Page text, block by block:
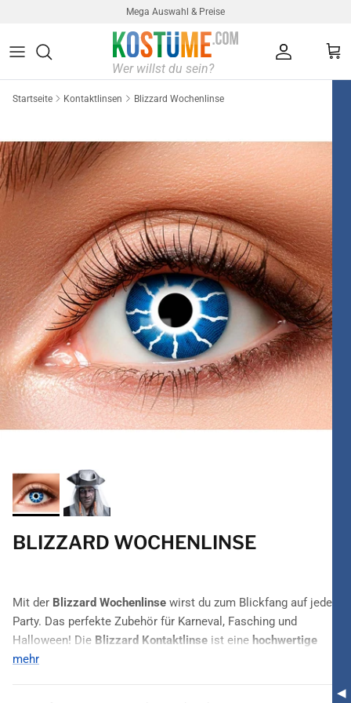
Mega Auswahl & Preise
Startseite Kontaktlinsen Blizzard Wochenlinse
BLIZZARD WOCHENLINSE
Mit der Blizzard Wochenlinse wirst du zum Blickfang auf jeder
Party. Das perfekte Zubehör für Karneval, Fasching und
Halloween! Die Blizzard Kontaktlinse ist eine hochwertige
Wochenlinse
mehr